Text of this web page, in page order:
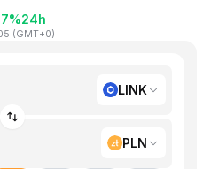
24h
(GMT+0)
LINK
PLN